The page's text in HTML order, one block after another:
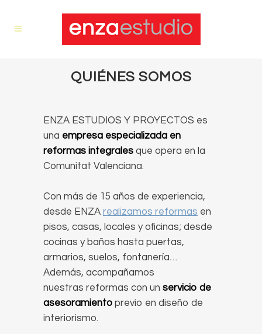
QUIÉNES SOMOS
ENZA ESTUDIOS Y PROYECTOS es
una empresa especializada en
reformas integrales que opera en la
Comunitat Valenciana.
Con más de 15 años de experiencia,
desde ENZA realizamos reformas en
pisos, casas, locales y oficinas; desde
cocinas y baños hasta puertas,
armarios, suelos, fontanería…
Además, acompañamos
nuestras reformas con un servicio de
asesoramiento previo en diseño de
interiorismo.